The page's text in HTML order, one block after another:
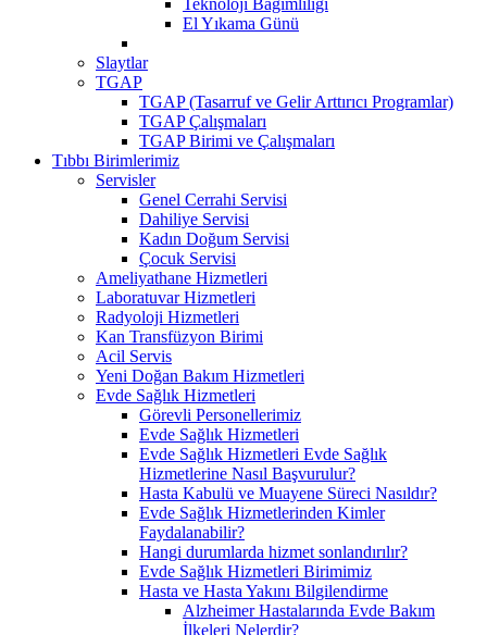
El Yıkama Günü
Slaytlar
TGAP
TGAP (Tasarruf ve Gelir Arttırıcı Programlar)
TGAP Çalışmaları
TGAP Birimi ve Çalışmaları
Tıbbı Birimlerimiz
Servisler
Genel Cerrahi Servisi
Dahiliye Servisi
Kadın Doğum Servisi
Çocuk Servisi
Ameliyathane Hizmetleri
Laboratuvar Hizmetleri
Radyoloji Hizmetleri
Kan Transfüzyon Birimi
Acil Servis
Yeni Doğan Bakım Hizmetleri
Evde Sağlık Hizmetleri
Görevli Personellerimiz
Evde Sağlık Hizmetleri
Evde Sağlık Hizmetleri Evde Sağlık
Hizmetlerine Nasıl Başvurulur?
Hasta Kabulü ve Muayene Süreci Nasıldır?
Evde Sağlık Hizmetlerinden Kimler
Faydalanabilir?
Hangi durumlarda hizmet sonlandırılır?
Evde Sağlık Hizmetleri Birimimiz
Hasta ve Hasta Yakını Bilgilendirme
Alzheimer Hastalarında Evde Bakım
İlkeleri Nelerdir?